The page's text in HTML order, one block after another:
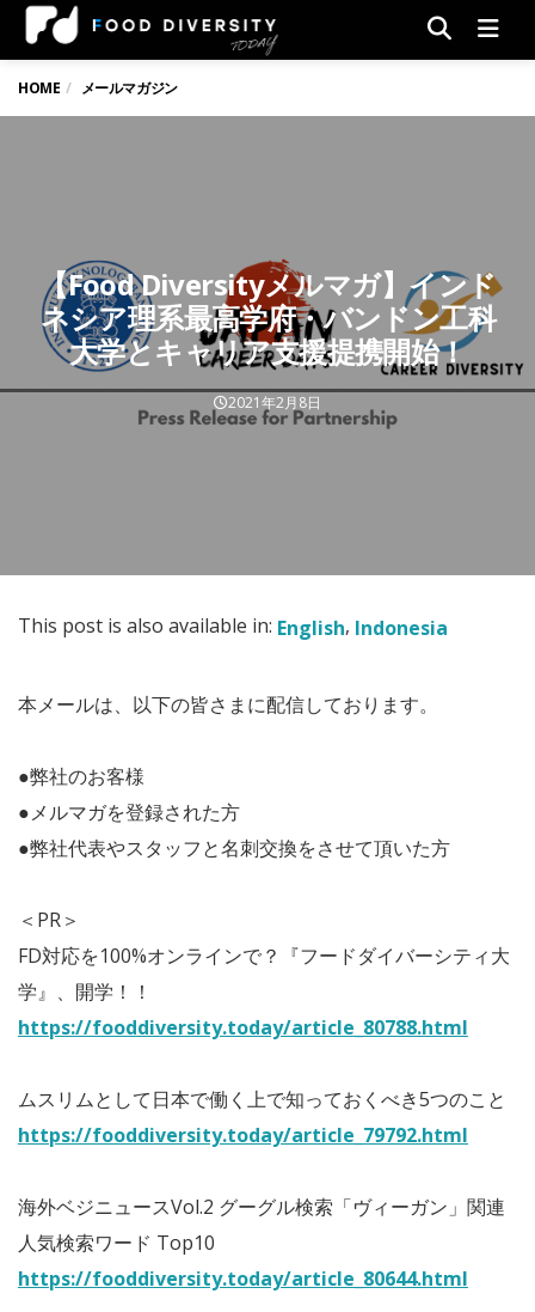
HOME メールマガジン
【Food Diversityメルマガ】インド
ネシア理系最高学府・バンドン工科
大学とキャリア支援提携開始！
2021年2月8日
This post is also available in: English Indonesia
本メールは、以下の皆さまに配信しております。
●弊社のお客様
●メルマガを登録された方
●弊社代表やスタッフと名刺交換をさせて頂いた方
＜PR＞
FD対応を100%オンラインで？『フードダイバーシティ大
学』、開学！！
https://fooddiversity.today/article_80788.html
ムスリムとして日本で働く上で知っておくべき5つのこと
https://fooddiversity.today/article_79792.html
海外ベジニュースVol.2 グーグル検索「ヴィーガン」関連
人気検索ワード Top10
https://fooddiversity.today/article_80644.html